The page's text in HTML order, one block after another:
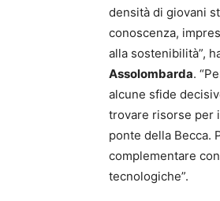
densità di giovani
conoscenza,
alla sostenibilità”,
Assolombarda.
alcune sfide
trovare risorse per
ponte della Becca.
complementare
tecnologiche”.